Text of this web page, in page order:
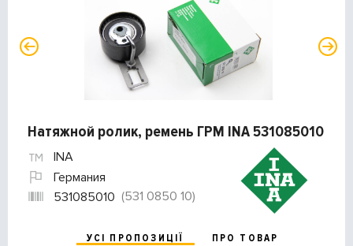
Натяжной ролик, ремень ГРМ INA 531085010
INA
Германия
531085010 (531 0850 10)
УСІ ПРОПОЗИЦІЇ
ПРО ТОВАР